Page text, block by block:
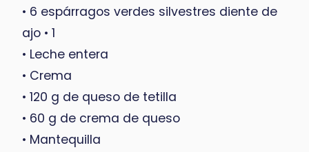
• 6 espárragos verdes silvestres diente de
ajo • 1
• Leche entera
• Crema
• 120 g de queso de tetilla
• 60 g de crema de queso
• Mantequilla